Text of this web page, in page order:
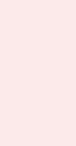
Sanitizer :